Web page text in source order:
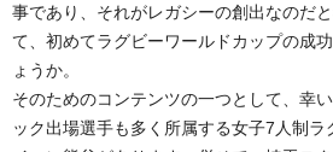
事であり、それがレガシーの創出なのだ
て、初めてラグビーワールドカップの成
ょうか。
そのためのコンテンツの一つとして、幸
ック出場選手も多く所属する女子7人制ラ